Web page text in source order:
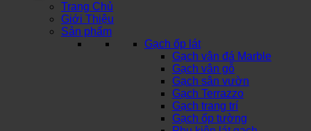
Trang Chủ
Giới Thiệu
Sản phẩm
Gạch ốp lát
Gạch vân đá Marble
Gạch vân gỗ
Gạch sân vườn
Gạch Terrazzo
Gạch trang trí
Gạch ốp tường